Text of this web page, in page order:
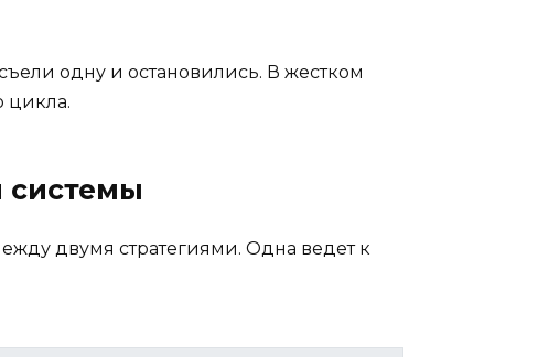
одну и остановились. В жестком
цикла.
системы
двумя стратегиями. Одна ведет к